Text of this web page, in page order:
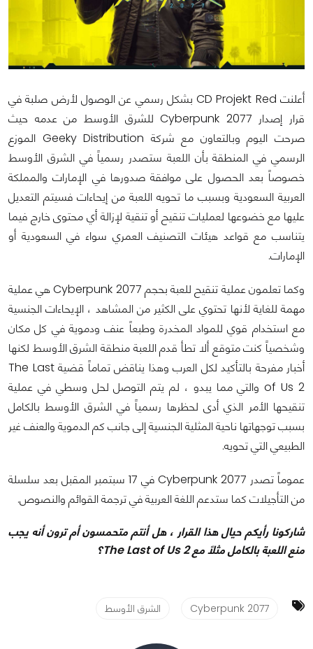
أعلنت CD Projekt Red بشكل رسمي عن الوصول لأرض صلبة في
قرار إصدار Cyberpunk 2077 للشرق الأوسط من عدمه حيث
صرحت اليوم وبالتعاون مع شركة Geeky Distribution الموزع
الرسمي في المنطقة بأن اللعبة ستصدر رسمياً في الشرق الأوسط
خصوصاً بعد الحصول على موافقة صدورها في الإمارات والمملكة
العربية السعودية وبسبب ما تحويه اللعبة من إيحاءات فسيتم التعديل
عليها مع خضوعها لعمليات تنقيح أو تنقية لإزالة أي محتوى خارج فيما
يتناسب مع قواعد هيئات التصنيف العمري سواء في السعودية أو
الإمارات.
وكما تعلمون عملية تنقيح للعبة بحجم Cyberpunk 2077 هي عملية
مهمة للغاية لأنها تحتوي على الكثير من المشاهد ، الإيحاءات الجنسية
مع استخدام قوي للمواد المخدرة وطبعاً عنف ودموية في كل مكان
وشخصياً كنت متوقع ألا تطأ قدم اللعبة منطقة الشرق الأوسط لكنها
أخبار مفرحة بالتأكيد لكل العرب وهذا يناقض تماماً قضية The Last
of Us 2 والتي مما يبدو ، لم يتم التوصل لحل وسطي في عملية
تنقيحها الأمر الذي أدى لحظرها رسمياً في الشرق الأوسط بالكامل
بسبب توجهاتها ناحية المثلية الجنسية إلى جانب كم الدموية والعنف غير
الطبيعي التي تحويه.
عموماً تصدر Cyberpunk 2077 في 17 سبتمبر المقبل بعد سلسلة
من التأجيلات كما ستدعم اللغة العربية في ترجمة القوائم والنصوص.
شاركونا رأيكم حيال هذا القرار ، هل أنتم متحمسون أم ترون أنه يجب
منع اللعبة بالكامل مثلاً مع The Last of Us 2؟
Cyberpunk 2077 الشرق الأوسط